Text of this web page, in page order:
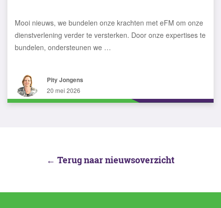
Mooi nieuws, we bundelen onze krachten met eFM om onze
dienstverlening verder te versterken. Door onze expertises te
bundelen, ondersteunen we …
Pity Jongens
20 mei 2026
← Terug naar nieuwsoverzicht